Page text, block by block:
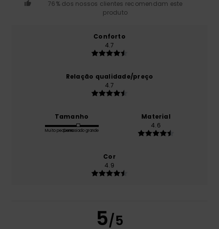
76% dos nossos clientes recomendam este
produto
Conforto
4.7
Relação qualidade/preço
4.7
Tamanho
Muito pequenoDemasiado grande
Material
4.6
Cor
4.9
5/5